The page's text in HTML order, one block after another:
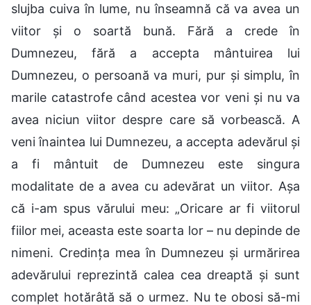
slujba cuiva în lume, nu înseamnă că va avea un
viitor și o soartă bună. Fără a crede în
Dumnezeu, fără a accepta mântuirea lui
Dumnezeu, o persoană va muri, pur și simplu, în
marile catastrofe când acestea vor veni și nu va
avea niciun viitor despre care să vorbească. A
veni înaintea lui Dumnezeu, a accepta adevărul și
a fi mântuit de Dumnezeu este singura
modalitate de a avea cu adevărat un viitor. Așa
că i-am spus vărului meu: „Oricare ar fi viitorul
fiilor mei, aceasta este soarta lor – nu depinde de
nimeni. Credința mea în Dumnezeu și urmărirea
adevărului reprezintă calea cea dreaptă și sunt
complet hotărâtă să o urmez. Nu te obosi să-mi